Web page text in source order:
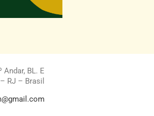
Andar, BL. E
RJ – Brasil